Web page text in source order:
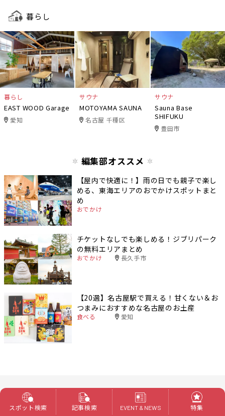
暮らし
暮らし
EAST WOOD Garage
愛知
サウナ
MOTOYAMA SAUNA
名古屋 千種区
サウナ
Sauna Base
SHIFUKU
豊田市
編集部オススメ
【屋内で快適に！】雨の日でも親子で楽し
める、東海エリアのおでかけスポットまと
め
おでかけ
チケットなしでも楽しめる！ジブリパーク
の無料エリアまとめ
おでかけ 長久手市
【20選】名古屋駅で買える！甘くない＆お
つまみにおすすめな名古屋のお土産
食べる 愛知
人気記事TOP5
スポット検索 記事検索 EVENT & NEWS 特集